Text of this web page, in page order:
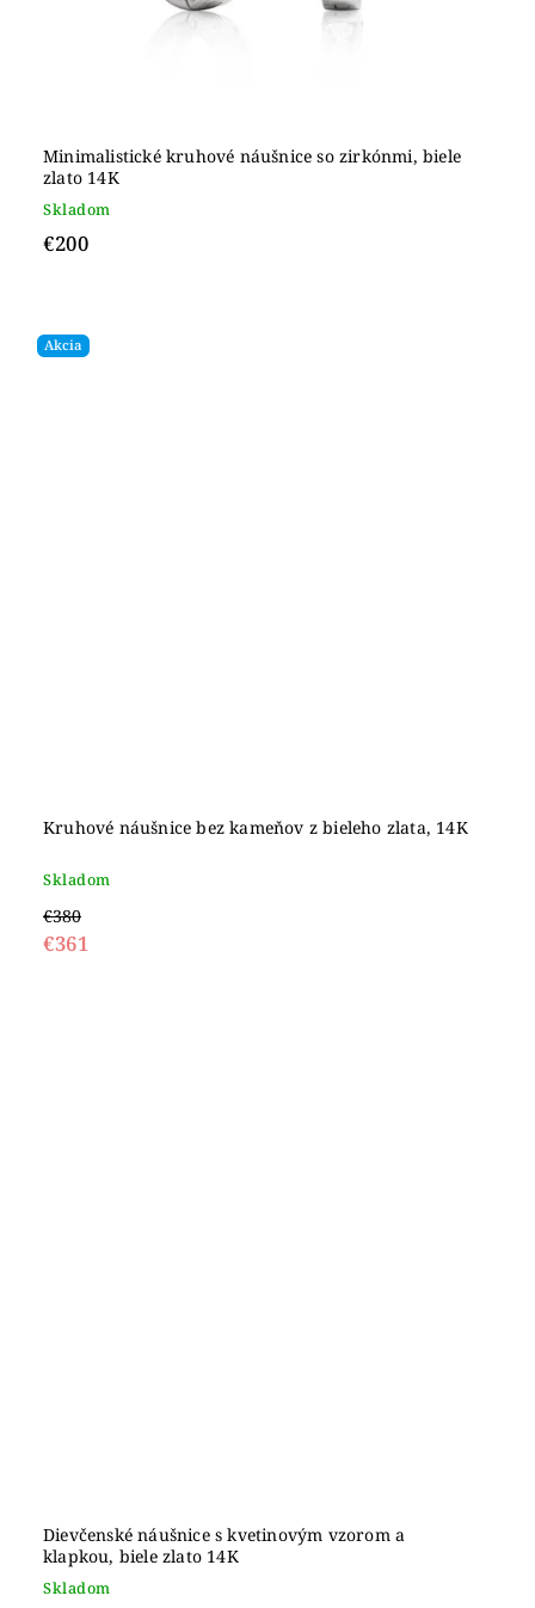
Minimalistické kruhové náušnice so zirkónmi, biele
zlato 14K
Skladom
€200
Akcia
Kruhové náušnice bez kameňov z bieleho zlata, 14K
Skladom
€380
€361
Dievčenské náušnice s kvetinovým vzorom a
klapkou, biele zlato 14K
Skladom